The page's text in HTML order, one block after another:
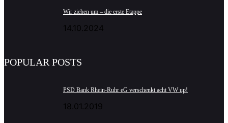
Wir ziehen um – die erste Etappe
14.10.2024
POPULAR POSTS
PSD Bank Rhein-Ruhr eG verschenkt acht VW up!
18.01.2019